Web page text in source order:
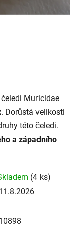
Muricidae
. Dorůstá velikosti
této čeledi.
a západního
(4 ks)